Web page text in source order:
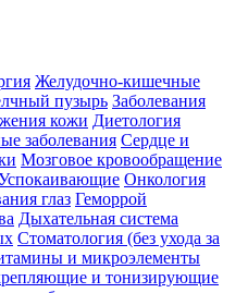
Желудочно-кишечные
пузырь Заболевания
кожи Диетология
заболевания Сердце и
Мозговое кровообращение
Онкология
глаз Геморрой
Дыхательная система
Стоматология (без ухода за
и микроэлементы
и тонизирующие